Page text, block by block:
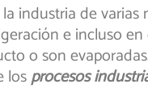
industria de
e incluso
o son
losprocesos